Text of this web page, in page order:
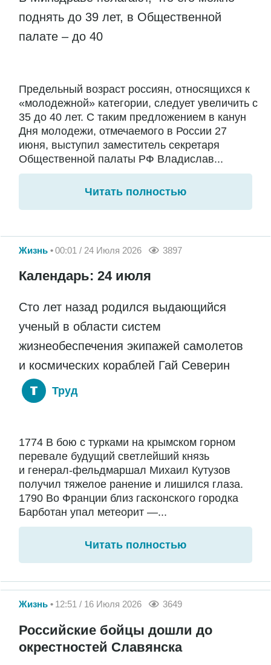
поднять до 39 лет, в Общественной
палате – до 40
Предельный возраст россиян, относящихся к
«молодежной» категории, следует увеличить с
35 до 40 лет. С таким предложением в канун
Дня молодежи, отмечаемого в России 27
июня, выступил заместитель секретаря
Общественной палаты РФ Владислав...
Читать полностью
Жизнь 00:01 / 24 Июля 2026 3897
Календарь: 24 июля
Сто лет назад родился выдающийся
ученый в области систем
жизнеобеспечения экипажей самолетов
и космических кораблей Гай Северин
Труд
1774 В бою с турками на крымском горном
перевале будущий светлейший князь
и генерал-фельдмаршал Михаил Кутузов
получил тяжелое ранение и лишился глаза.
1790 Во Франции близ гасконского городка
Барботан упал метеорит —...
Читать полностью
Жизнь 12:51 / 16 Июля 2026 3649
Российские бойцы дошли до
окрестностей Славянска